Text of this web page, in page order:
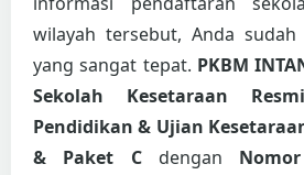
wilayah tersebut, Anda
yang sangat tepat. PKBM
Sekolah Kesetaraan
Pendidikan & Ujian
& Paket Cdengan